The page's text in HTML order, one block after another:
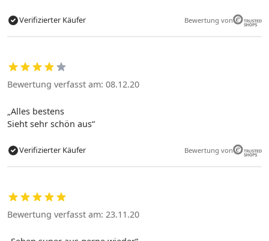
Verifizierter Käufer Bewertung von
Bewertung verfasst am: 08.12.20
Alles bestens
Sieht sehr schön aus
Verifizierter Käufer Bewertung von
Bewertung verfasst am: 23.11.20